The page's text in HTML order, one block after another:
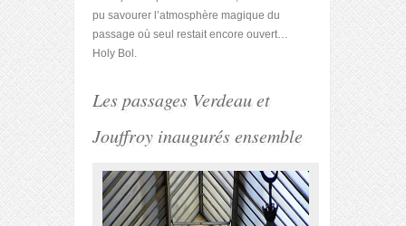
pu savourer l’atmosphère magique du
passage où seul restait encore ouvert…
Holy Bol.
Les passages Verdeau et
Jouffroy inaugurés ensemble